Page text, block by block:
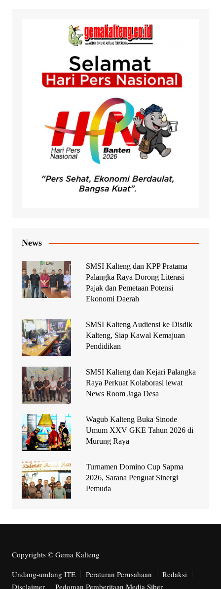
News
SMSI Kalteng dan KPP Pratama
Palangka Raya Dorong Literasi
Pajak dan Pemetaan Potensi
Ekonomi Daerah
SMSI Kalteng Audiensi ke Disdik
Kalteng, Siap Kawal Kemajuan
Pendidikan
SMSI Kalteng dan Kejari Palangka
Raya Perkuat Kolaborasi lewat
News Room Jaga Desa
Wagub Kalteng Buka Sinode
Umum XXV GKE Tahun 2026 di
Murung Raya
Turnamen Domino Cup Sapma
2026, Sarana Penguat Sinergi
Pemuda
Copyrights © Gema Kalteng
Undang-undang ITE
Peraturan Perusahaan
Redaksi
Disclaimer
Pedoman Pemberitaan Media Siber